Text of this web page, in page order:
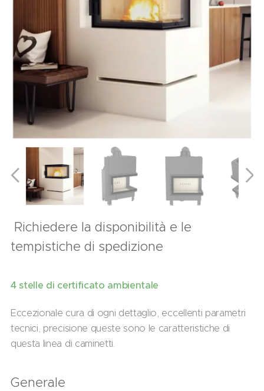
Richiedere la disponibilità e le
tempistiche di spedizione
4 stelle di certificato ambientale
Eccezionale cura di ogni dettaglio, eccellenti parametri
tecnici, precisione queste sono le caratteristiche di
questa linea di caminetti.
Generale